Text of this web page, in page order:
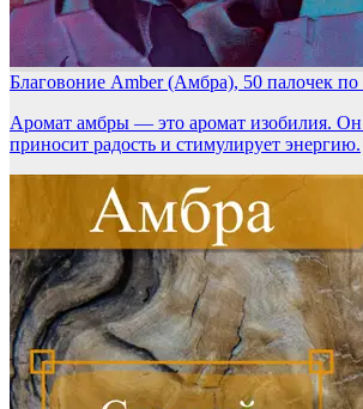
Благовоние Amber (Амбра), 50 палочек по
Аромат амбры — это аромат изобилия. Он
приносит радость и стимулирует энергию.